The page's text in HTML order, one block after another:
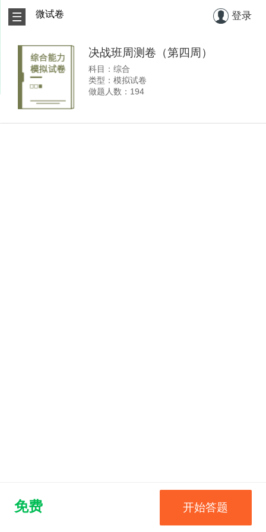
微试卷 登录
决战班周测卷（第四周）
科目：综合
类型：模拟试卷
做题人数：194
免费 开始答题